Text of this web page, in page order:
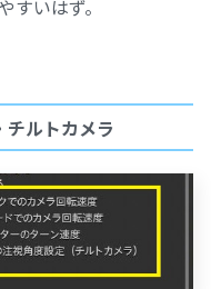
いはず。
ルトカメラ